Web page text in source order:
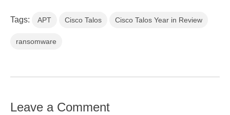
Tags: APT Cisco Talos Cisco Talos Year in Review
ransomware
Leave a Comment